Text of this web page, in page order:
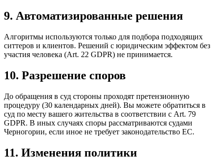
9. Автоматизированные решения
Алгоритмы используются только для подбора подходящих
ситтеров и клиентов. Решений с юридическим эффектом без
участия человека (Art. 22 GDPR) не принимается.
10. Разрешение споров
До обращения в суд стороны проходят претензионную
процедуру (30 календарных дней). Вы можете обратиться в
суд по месту вашего жительства в соответствии с Art. 79
GDPR. В иных случаях споры рассматриваются судами
Черногории, если иное не требует законодательство ЕС.
11. Изменения политики